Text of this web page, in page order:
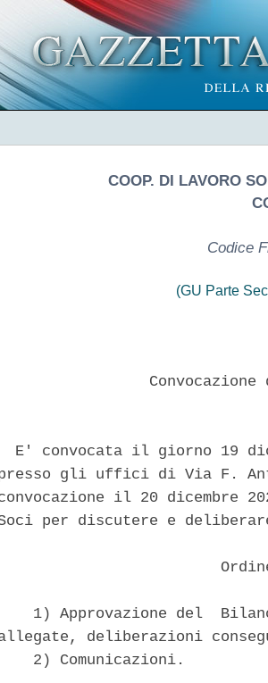
COOP. DI LAVORO
Codice
(GU Parte
E' convocata il giorno 19
gli uffici di Via F.
il 20 dicembre
per discutere e
1) Approvazione del
deliberazioni
2) Comunicazioni.